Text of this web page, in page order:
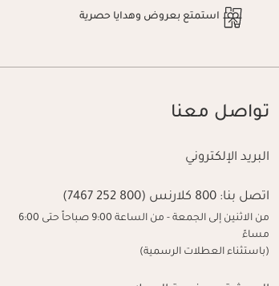
استمتع بعروض وهدايا حصرية
تواصل معنا
البريد الإلكتروني
اتصل بنا: 800 كلارنس (800 252 7467)
من الاثنين إلى الجمعة - من الساعة 9:00 صباحاً حتى 6:00
مساءً
(باستثناء العطلات الرسمية)